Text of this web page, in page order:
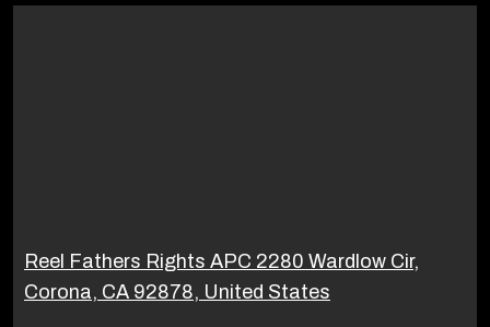
Reel Fathers Rights APC 2280 Wardlow Cir,
Corona, CA 92878, United States